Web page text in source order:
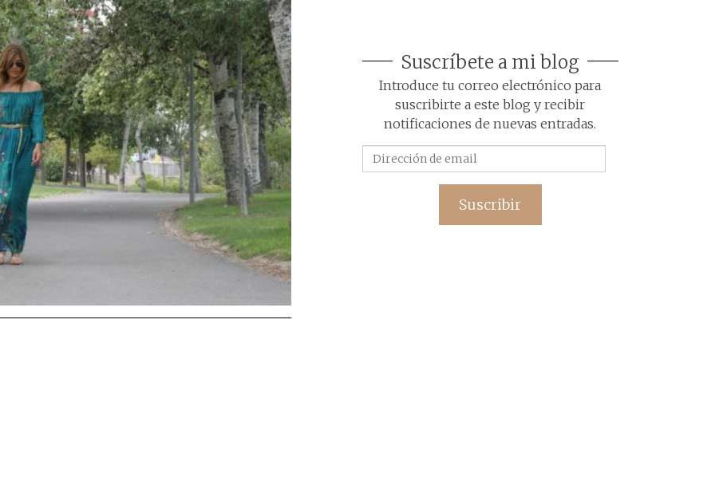
Suscríbete a mi blog
Introduce tu correo electrónico para
suscribirte a este blog y recibir
notificaciones de nuevas entradas.
de
Suscribir